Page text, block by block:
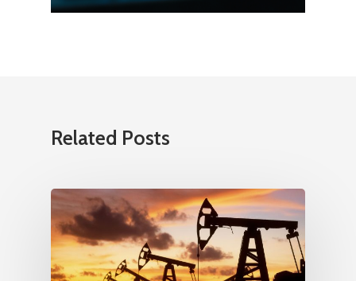
Related Posts